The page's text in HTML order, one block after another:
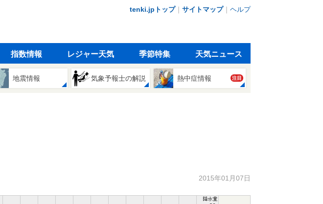
tenki.jpトップ｜ サイトマップ｜ ヘルプ
指数情報 レジャー天気 季節特集 天気ニュース
地震情報 気象予報士の解説 熱中症情報 注目
2015年01月07日